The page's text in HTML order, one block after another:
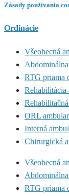
Zásady používania
Ordinácie
Všeobecná
RTG priama
ORL
Interná
Chirurgická
Všeobecná
RTG priama